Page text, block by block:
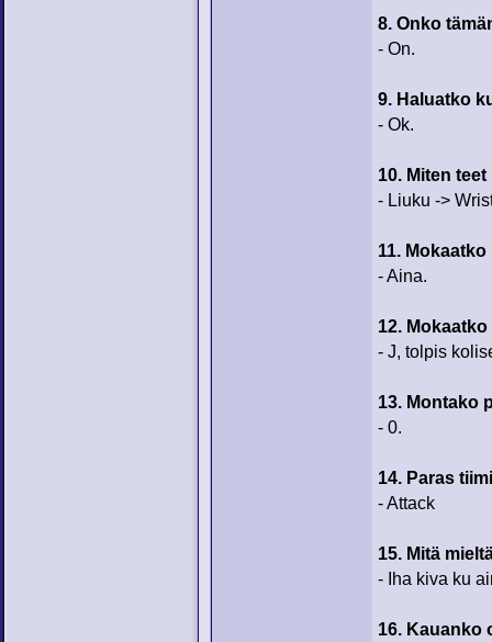
8. Onko
- On.
9. Haluatko
- Ok.
10. Miten
- Liuku ->
11.
- Aina.
12.
- J, tolpis
13. Montako
- 0.
14. Paras
- Attack
15. Mitä
- Iha kiva ku
16. Kauanko